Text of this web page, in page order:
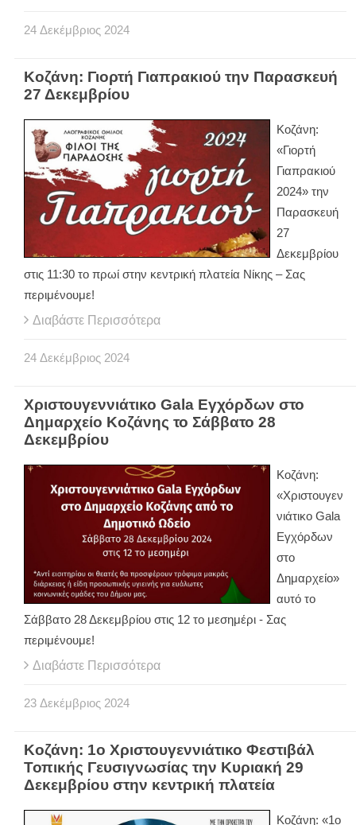
24 Δεκέμβριος 2024
Κοζάνη: Γιορτή Γιαπρακιού την Παρασκευή
27 Δεκεμβρίου
Κοζάνη:
«Γιορτή
Γιαπρακιού
2024» την
Παρασκευή
27
Δεκεμβρίου
στις 11:30 το πρωί στην κεντρική πλατεία Νίκης – Σας
περιμένουμε!
Διαβάστε Περισσότερα
24 Δεκέμβριος 2024
Χριστουγεννιάτικο Gala Εγχόρδων στο
Δημαρχείο Κοζάνης το Σάββατο 28
Δεκεμβρίου
Κοζάνη:
«Χριστουγεν
νιάτικο Gala
Εγχόρδων
στο
Δημαρχείο»
αυτό το
Σάββατο 28 Δεκεμβρίου στις 12 το μεσημέρι - Σας
περιμένουμε!
Διαβάστε Περισσότερα
23 Δεκέμβριος 2024
Κοζάνη: 1ο Χριστουγεννιάτικο Φεστιβάλ
Τοπικής Γευσιγνωσίας την Κυριακή 29
Δεκεμβρίου στην κεντρική πλατεία
Κοζάνη: «1ο